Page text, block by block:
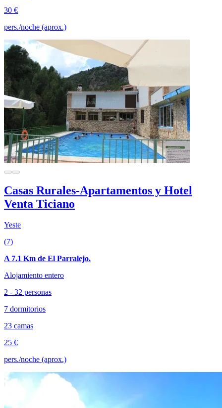
30 €
pers./noche (aprox.)
Casas Rurales-Apartamentos y Hotel
Venta Ticiano
Yeste
(7)
A 7.1 Km de El Parralejo.
Alojamiento entero
2 - 32 personas
7 dormitorios
23 camas
25 €
pers./noche (aprox.)